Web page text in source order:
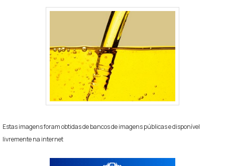
Estas imagens foram obtidas de bancos de imagens públicas e disponível
livremente na internet